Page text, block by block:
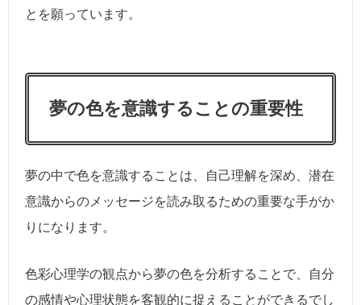
とを願っています。
夢の色を意識することの重要性
夢の中で色を意識することは、自己理解を深め、潜在
意識からのメッセージを読み取るための重要な手がか
りになります。
色彩心理学の観点から夢の色を分析することで、自分
の感情や心理状態を客観的に捉えることができるでし